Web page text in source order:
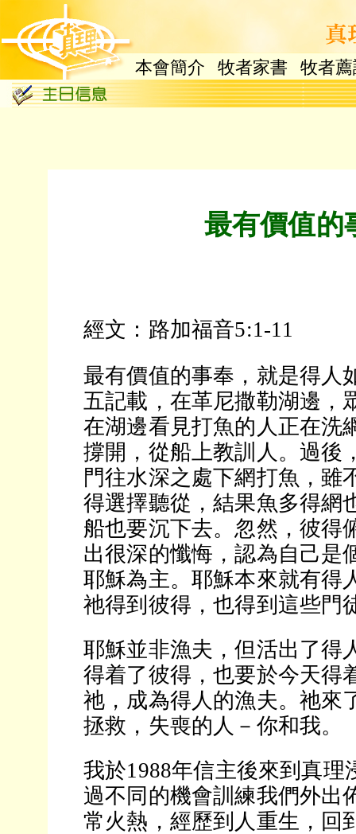
本會簡介 牧者家書 牧者
最有價值的
經文：路加福音5:1-11
最有價值的事奉，就是得人
五記載，在革尼撒勒湖邊，
在湖邊看見打魚的人正在洗
撐開，從船上教訓人。過後
門往水深之處下網打魚，雖
得選擇聽從，結果魚多得網
船也要沉下去。忽然，彼得
出很深的懺悔，認為自己是
耶穌為主。耶穌本來就有得
祂得到彼得，也得到這些門
耶穌並非漁夫，但活出了得
得着了彼得，也要於今天得
祂，成為得人的漁夫。祂來
拯救，失喪的人－你和我。
我於1988年信主後來到真理
過不同的機會訓練我們外出
常火熱，經歷到人重生，回